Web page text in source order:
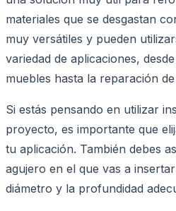
materiales que se desgastan
muy versátiles y pueden
variedad de aplicaciones,
muebles hasta la reparación
Si estás pensando en utilizar
proyecto, es importante que
tu aplicación. También debes
agujero en el que vas a
diámetro y la profundidad